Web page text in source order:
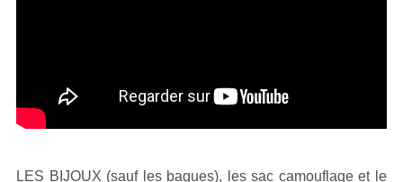
LES BIJOUX (sauf les bagues), les sac camouflage et le